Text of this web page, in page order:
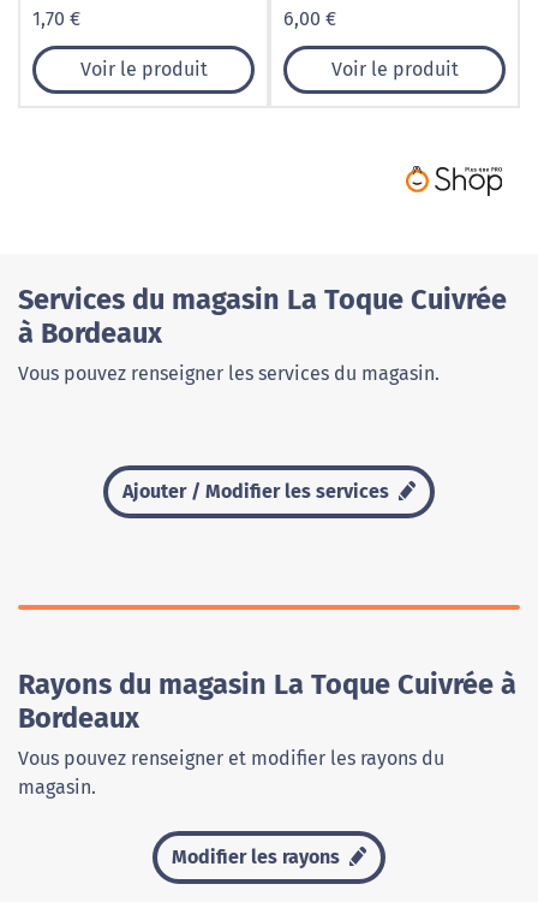
1,70 €
Voir le produit
6,00 €
Voir le produit
Services du magasin La Toque Cuivrée
à Bordeaux
Vous pouvez renseigner les services du magasin.
Ajouter / Modifier les services
Rayons du magasin La Toque Cuivrée à
Bordeaux
Vous pouvez renseigner et modifier les rayons du
magasin.
Modifier les rayons